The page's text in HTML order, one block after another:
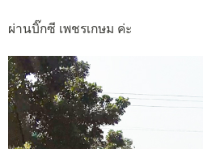
ผ่านบิ๊กซี เพชรเกษม ค่ะ